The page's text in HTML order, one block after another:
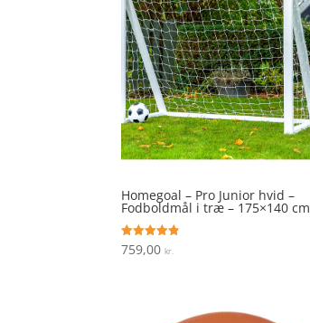
Homegoal – Pro Junior hvid –
Fodboldmål i træ – 175×140 cm
Vurderet
4.8
759,00kr.